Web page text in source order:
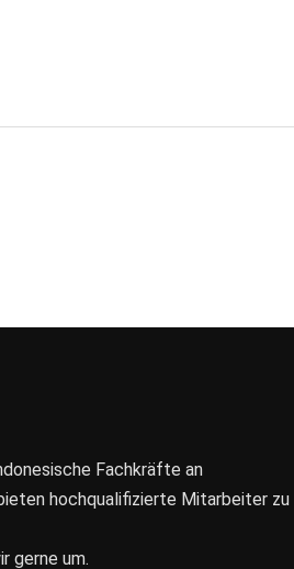
Fachkräfte an
hochqualifizierte Mitarbeiter zu
gerne um.